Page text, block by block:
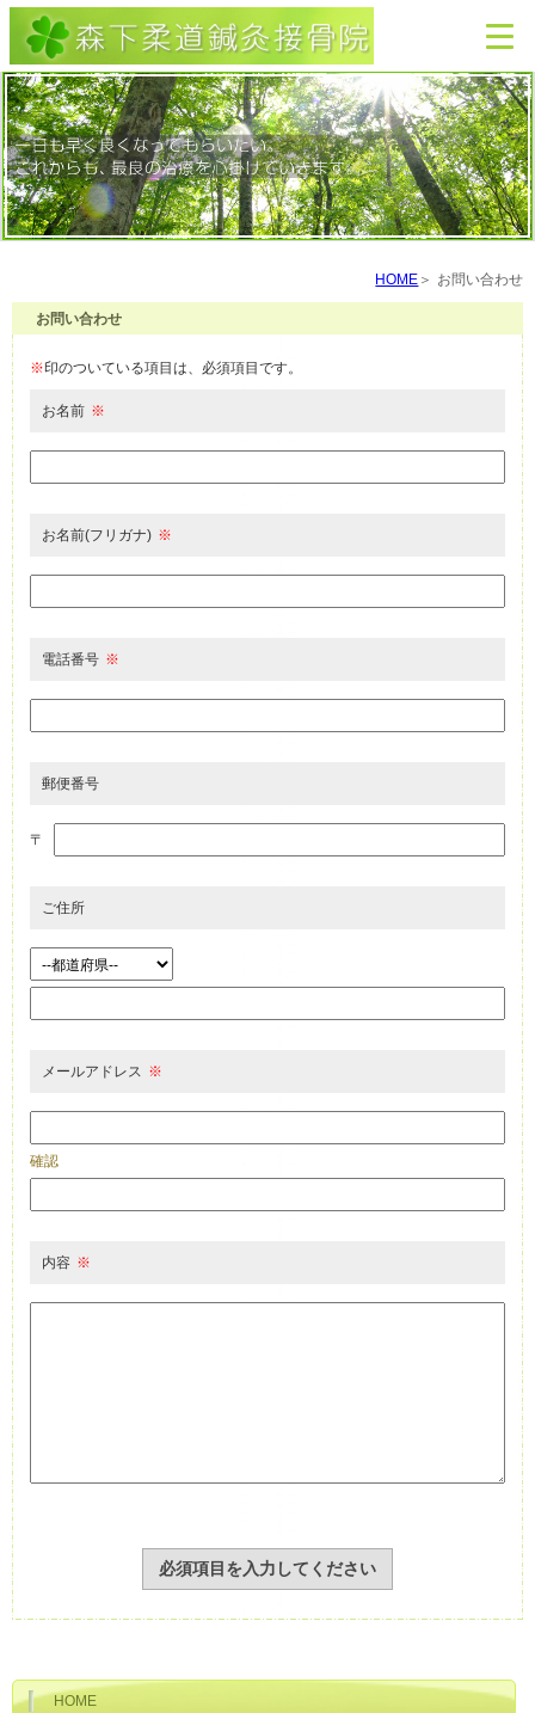
HOME お問い合わせ
お問い合わせ
※印のついている項目は、必須項目です。
お名前 ※
お名前(フリガナ) ※
電話番号 ※
郵便番号
〒
ご住所
メールアドレス ※
確認
内容 ※
HOME